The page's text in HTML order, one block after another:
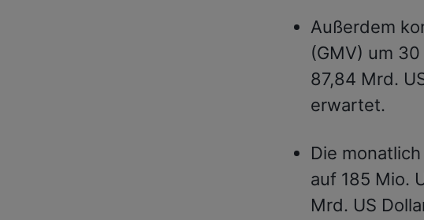
Außerdem
(GMV) um
87,84 Mrd.
erwartet.
Die
auf 185 Mio.
Mrd. US